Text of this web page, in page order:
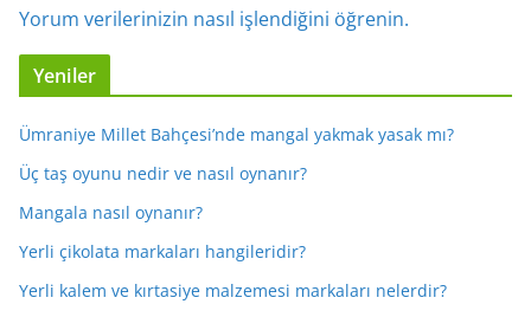
Yorum verilerinizin nasıl işlendiğini öğrenin.
Yeniler
Ümraniye Millet Bahçesi’nde mangal yakmak yasak mı?
Üç taş oyunu nedir ve nasıl oynanır?
Mangala nasıl oynanır?
Yerli çikolata markaları hangileridir?
Yerli kalem ve kırtasiye malzemesi markaları nelerdir?